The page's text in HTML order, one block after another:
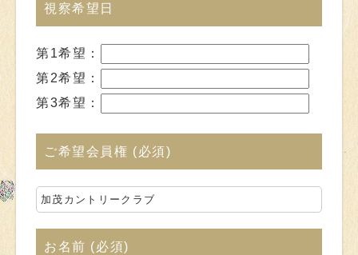
視察希望日
第1希望：
第2希望：
第3希望：
ご希望会員権 (必須)
お名前 (必須)